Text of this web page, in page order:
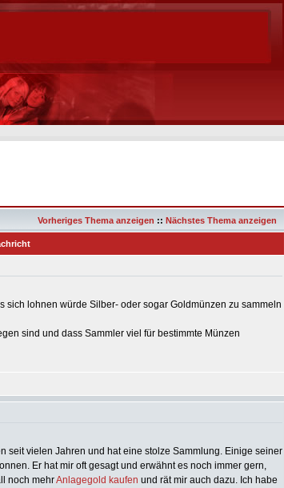
Vorheriges Thema anzeigen :: Nächstes Thema anzeigen
sich lohnen würde Silber- oder sogar Goldmünzen zu sammeln
sind und dass Sammler viel für bestimmte Münzen
seit vielen Jahren und hat eine stolze Sammlung. Einige seiner
Er hat mir oft gesagt und erwähnt es noch immer gern,
noch mehrAnlagegold kaufen und rät mir auch dazu. Ich habe